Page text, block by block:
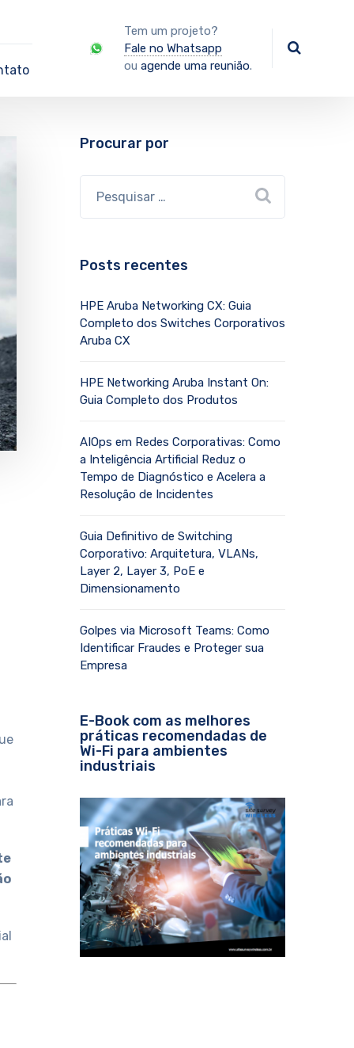
Tem um projeto?
Fale no Whatsapp
ou agende uma reunião.
Procurar por
Posts recentes
HPE Aruba Networking CX: Guia
Completo dos Switches Corporativos
Aruba CX
HPE Networking Aruba Instant On:
Guia Completo dos Produtos
AIOps em Redes Corporativas: Como
a Inteligência Artificial Reduz o
Tempo de Diagnóstico e Acelera a
Resolução de Incidentes
Guia Definitivo de Switching
Corporativo: Arquitetura, VLANs,
Layer 2, Layer 3, PoE e
Dimensionamento
Golpes via Microsoft Teams: Como
Identificar Fraudes e Proteger sua
Empresa
E-Book com as melhores
práticas recomendadas de
Wi-Fi para ambientes
industriais